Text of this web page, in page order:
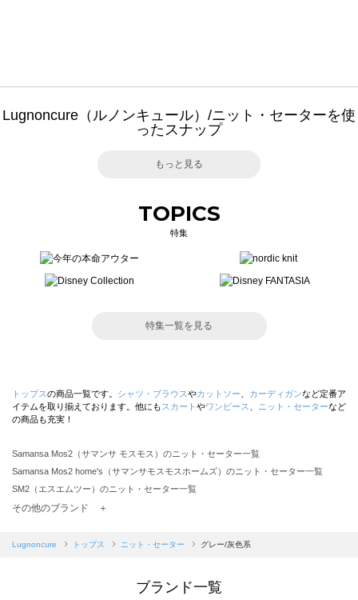
Lugnoncure（ルノンキュール）/ニット・セーターを使
ったスナップ
もっと見る
TOPICS
特集
特集一覧を見る
トップスの商品一覧です。 シャツ・ブラウスやカットソー カーディガンなど定番ア
イテムを取り揃えております。他にも スカート やワンピース ニット・セーターなど
の商品も充実！
Samansa Mos2（サマンサ モスモス）のニット・セーター一覧
Samansa Mos2 home's（サマンサモスモスホームズ）のニット・セーター一覧
SM2（エスエムツー）のニット・セーター一覧
Samansa Mos2 blue（サマンサモスモス ブルー）のニット・セーター一覧
sō4ū（ソウフォーユー）のニット・セーター一覧
その他のブランド ＋
Lugnoncure トップス ニット・セーター グレー/灰色系
ブランド一覧